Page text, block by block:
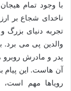
با وجود تمام
ناخدای شجاع بر
تجربه دنیای بزرگ
والدین پی می برد.
پدر و مادرش
آن هاست. این پیام
رویاها مهم است،